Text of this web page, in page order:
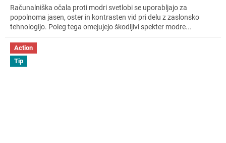
Računalniška očala proti modri svetlobi se uporabljajo za
popolnoma jasen, oster in kontrasten vid pri delu z zaslonsko
tehnologijo. Poleg tega omejujejo škodljivi spekter modre...
Action
Tip